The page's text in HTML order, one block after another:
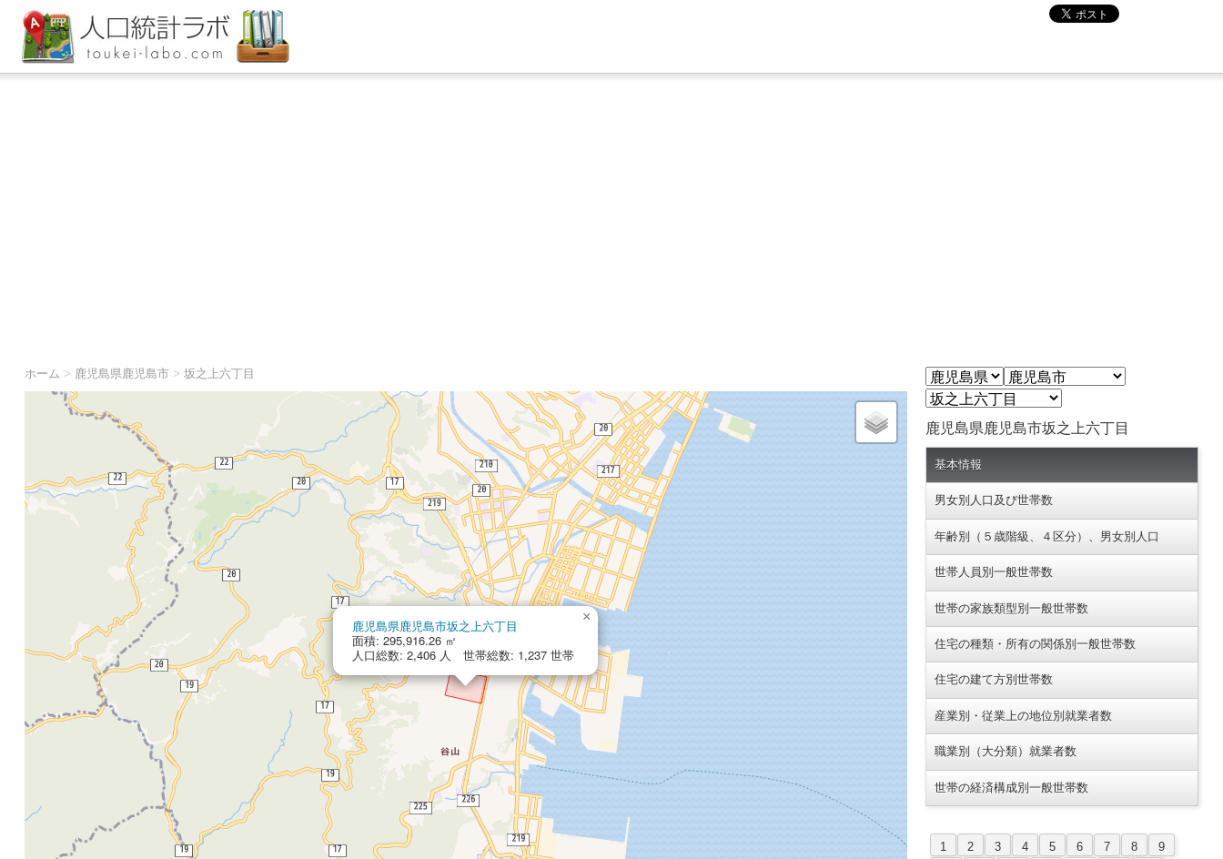
ホーム > 鹿児島県鹿児島市> 坂之上六丁目
鹿児島県鹿児島市坂之上六丁目
面積: 295,916.26 ㎡
人口総数: 2,406 人 世帯総数: 1,237 世帯
×
鹿児島県鹿児島市坂之上六丁目
基本情報
男女別人口及び世帯数
年齢別（５歳階級、４区分）、男女別人口
世帯人員別一般世帯数
世帯の家族類型別一般世帯数
住宅の種類・所有の関係別一般世帯数
住宅の建て方別世帯数
産業別・従業上の地位別就業者数
職業別（大分類）就業者数
世帯の経済構成別一般世帯数
1 2 3 4 5 6 7 8
9